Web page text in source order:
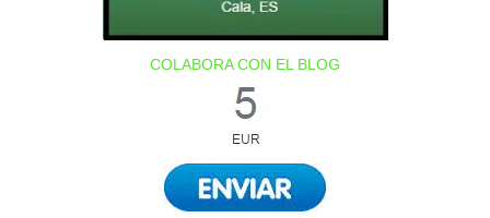
COLABORA CON EL BLOG